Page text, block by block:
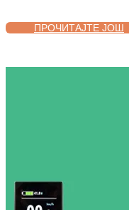
ПРОЧИТАЈТЕ ЈОШ